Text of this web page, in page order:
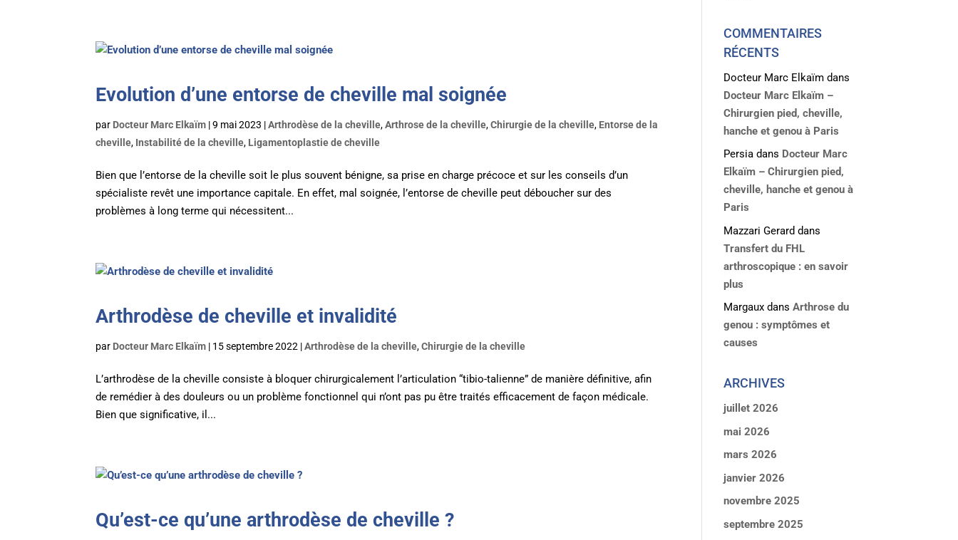
Evolution d’une entorse de cheville mal soignée
par Docteur Marc Elkaïm |9 mai 2023 |Arthrodèse de la cheville,Arthrose de la cheville,Chirurgie de la cheville, Entorse de la
cheville, Instabilité de la cheville, Ligamentoplastie de cheville
Bien que l’entorse de la cheville soit le plus souvent bénigne, sa prise en charge précoce et sur les conseils d’un
spécialiste revêt une importance capitale. En effet, mal soignée, l’entorse de cheville peut déboucher sur des
problèmes à long terme qui nécessitent...
Arthrodèse de cheville et invalidité
par Docteur Marc Elkaïm | 15 septembre 2022 |Arthrodèse de la cheville,Chirurgie de la cheville
L’arthrodèse de la cheville consiste à bloquer chirurgicalement l’articulation “tibio-talienne” de manière définitive, afin
de remédier à des douleurs ou un problème fonctionnel qui n’ont pas pu être traités efficacement de façon médicale.
Bien que significative, il...
Qu’est-ce qu’une arthrodèse de cheville ?
COMMENTAIRES
RÉCENTS
Docteur Marc Elkaïm dans
Docteur Marc Elkaïm –
Chirurgien pied, cheville,
hanche et genou à Paris
Persia dans Docteur Marc
Elkaïm – Chirurgien pied,
cheville, hanche et genou à
Paris
Mazzari Gerard dans
Transfert du FHL
arthroscopique : en savoir
plus
Margaux dansArthrose du
genou : symptômes et
causes
ARCHIVES
juillet 2026
mai 2026
mars 2026
janvier 2026
novembre 2025
septembre 2025